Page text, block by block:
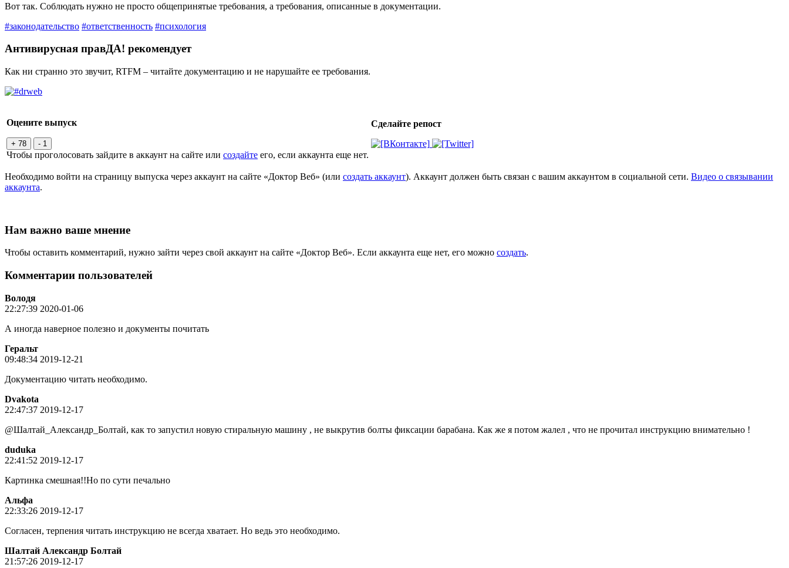
Вот так. Соблюдать нужно не просто общепринятые требования, а требования, описанные в документации.
#законодательство #ответственность #психология
Антивирусная правДА! рекомендует
Как ни странно это звучит, RTFM – читайте документацию и не нарушайте ее требования.
Оцените выпуск
+ 78 - 1
Чтобы проголосовать зайдите в аккаунт на сайте или создайте его, если аккаунта еще нет.
Сделайте репост
Необходимо войти на страницу выпуска через аккаунт на сайте «Доктор Веб» (или создать аккаунт). Аккаунт должен быть связан с вашим аккаунтом в социальной сети. Видео о связывании
аккаунта.
Нам важно ваше мнение
Чтобы оставить комментарий, нужно зайти через свой аккаунт на сайте «Доктор Веб». Если аккаунта еще нет, его можно создать.
Комментарии пользователей
Володя
22:27:39 2020-01-06
А иногда наверное полезно и документы почитать
Геральт
09:48:34 2019-12-21
Документацию читать необходимо.
Dvakota
22:47:37 2019-12-17
@Шалтай_Александр_Болтай, как то запустил новую стиральную машину , не выкрутив болты фиксации барабана. Как же я потом жалел , что не прочитал инструкцию внимательно !
duduka
22:41:52 2019-12-17
Картинка смешная!!Но по сути печально
Альфа
22:33:26 2019-12-17
Согласен, терпения читать инструкцию не всегда хватает. Но ведь это необходимо.
Шалтай Александр Болтай
21:57:26 2019-12-17